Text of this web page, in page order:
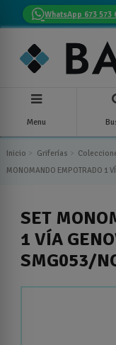
WhatsApp 673 573
Menu
Inicio Griferías
MONOMANDO EMPOTRADO 1
SET
1 VÍA
SMG053/